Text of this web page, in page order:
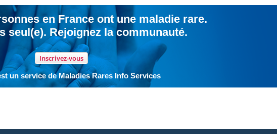
en France ont une maladie rare.
seul(e). Rejoignez la communauté.
Inscrivez-vous
un service de Maladies Rares Info Services